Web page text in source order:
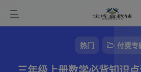
热门 付费专